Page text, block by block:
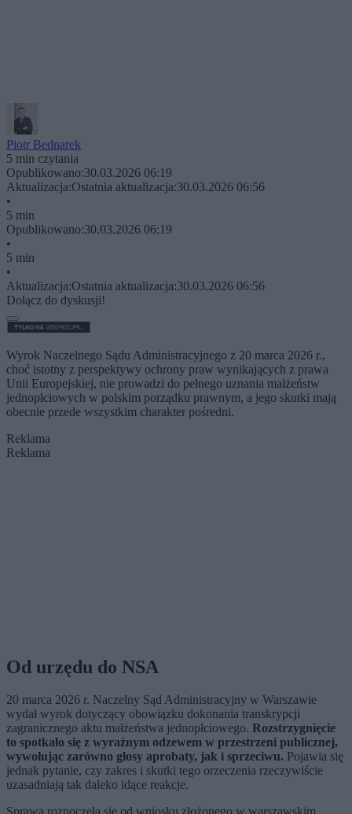
Piotr Bednarek
5 min czytania
Opublikowano:30.03.2026 06:19
Aktualizacja:Ostatnia aktualizacja:30.03.2026 06:56
•
5 min
Opublikowano:30.03.2026 06:19
•
5 min
•
Aktualizacja:Ostatnia aktualizacja:30.03.2026 06:56
Dołącz do dyskusji!
Wyrok Naczelnego Sądu Administracyjnego z 20 marca 2026 r.,
choć istotny z perspektywy ochrony praw wynikających z prawa
Unii Europejskiej, nie prowadzi do pełnego uznania małżeństw
jednopłciowych w polskim porządku prawnym, a jego skutki mają
obecnie przede wszystkim charakter pośredni.
Reklama
Reklama
Od urzędu do NSA
20 marca 2026 r. Naczelny Sąd Administracyjny w Warszawie
wydał wyrok dotyczący obowiązku dokonania transkrypcji
zagranicznego aktu małżeństwa jednopłciowego. Rozstrzygnięcie
to spotkało się z wyraźnym odzewem w przestrzeni publicznej,
wywołując zarówno głosy aprobaty, jak i sprzeciwu. Pojawia się
jednak pytanie, czy zakres i skutki tego orzeczenia rzeczywiście
uzasadniają tak daleko idące reakcje.